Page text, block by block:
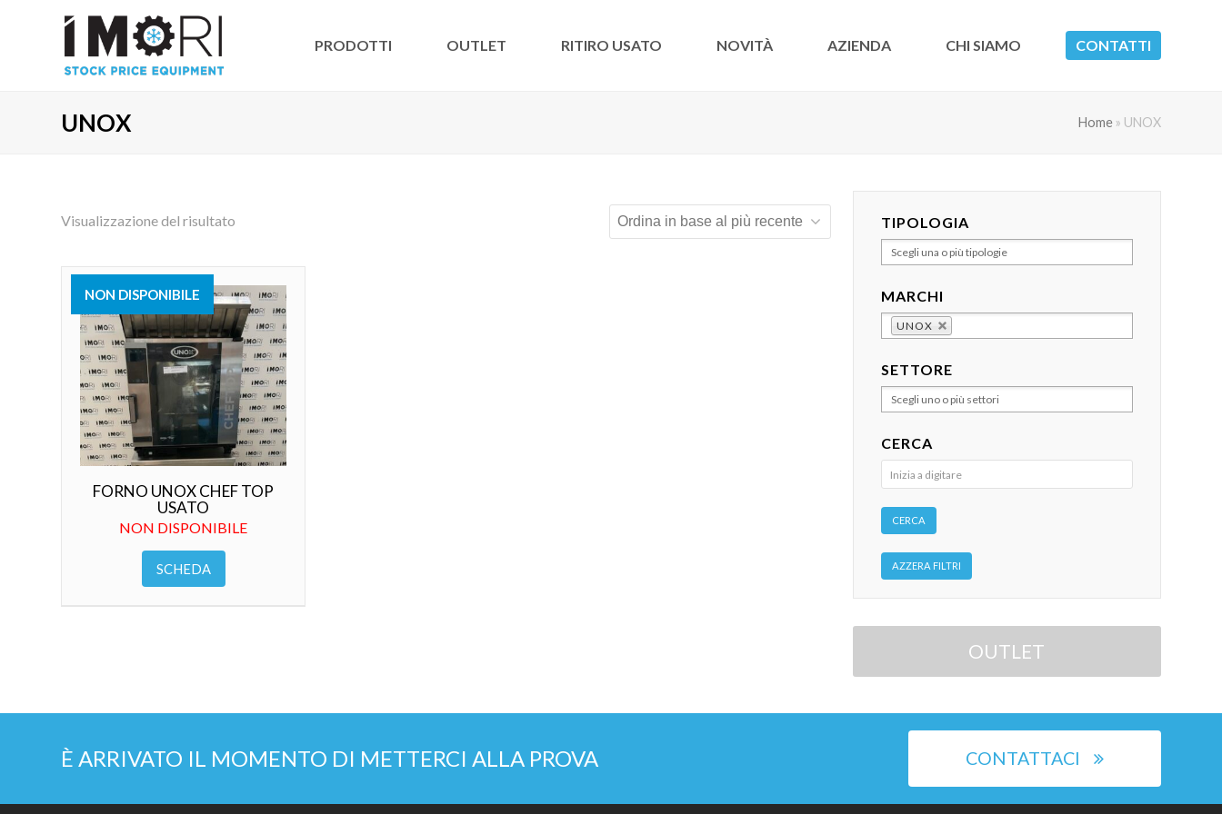
PRODOTTI OUTLET RITIRO USATO NOVITÀ AZIENDA CHI SIAMO CONTATTI
UNOX Home» UNOX
Visualizzazione del risultato
VENDUTO
NON DISPONIBILE
FORNO UNOX CHEF TOP
USATO
NON DISPONIBILE
SCHEDA
TIPOLOGIA
MARCHI
UNOX
SETTORE
CERCA
OUTLET
È ARRIVATO IL MOMENTO DI METTERCI ALLA PROVA CONTATTACI